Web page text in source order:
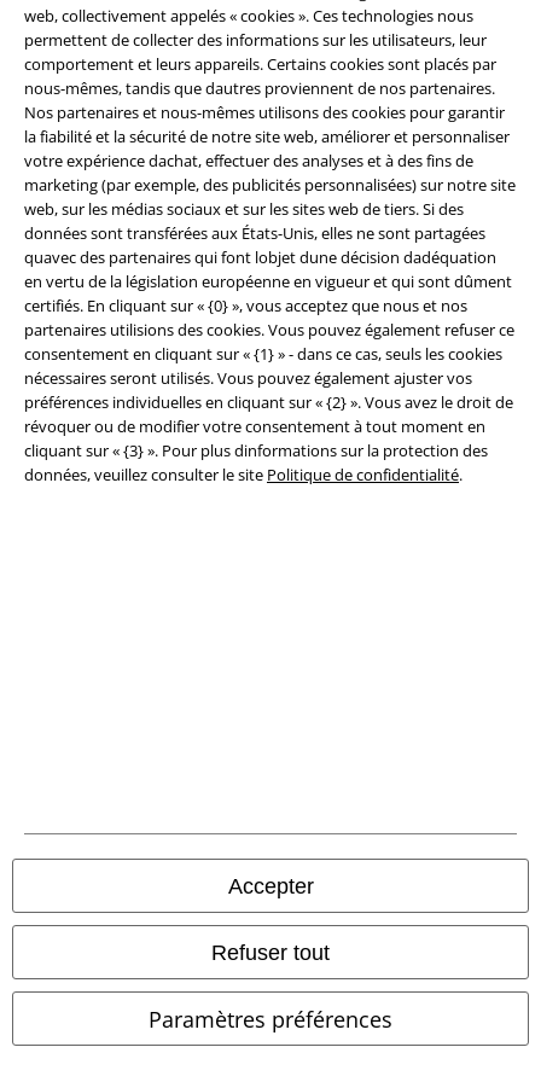
web, collectivement appelés « cookies ». Ces technologies nous
permettent de collecter des informations sur les utilisateurs, leur
comportement et leurs appareils. Certains cookies sont placés par
nous-mêmes, tandis que dautres proviennent de nos partenaires.
Nos partenaires et nous-mêmes utilisons des cookies pour garantir
la fiabilité et la sécurité de notre site web, améliorer et personnaliser
votre expérience dachat, effectuer des analyses et à des fins de
marketing (par exemple, des publicités personnalisées) sur notre site
web, sur les médias sociaux et sur les sites web de tiers. Si des
données sont transférées aux États-Unis, elles ne sont partagées
quavec des partenaires qui font lobjet dune décision dadéquation
en vertu de la législation européenne en vigueur et qui sont dûment
certifiés. En cliquant sur « {0} », vous acceptez que nous et nos
partenaires utilisions des cookies. Vous pouvez également refuser ce
consentement en cliquant sur « {1} » - dans ce cas, seuls les cookies
nécessaires seront utilisés. Vous pouvez également ajuster vos
préférences individuelles en cliquant sur « {2} ». Vous avez le droit de
révoquer ou de modifier votre consentement à tout moment en
cliquant sur « {3} ». Pour plus dinformations sur la protection des
données, veuillez consulter le site Politique de confidentialité.
Accepter
Refuser tout
Paramètres préférences
% Stock faible % Stock faible